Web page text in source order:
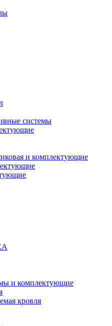
системы
и комплектующие
и комплектующие
кровля